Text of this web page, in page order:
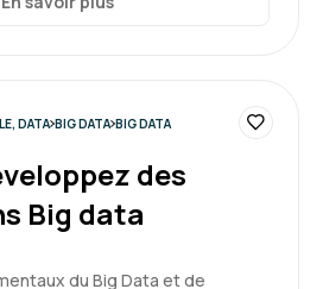
DATA BIG DATA BIG DATA
des
Big data
du Big Data et de